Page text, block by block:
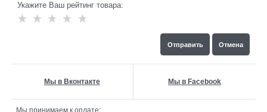
Укажите Ваш рейтинг товара:
Мы в Вконтакте Мы в Facebook
Мы принимаем к оплате: